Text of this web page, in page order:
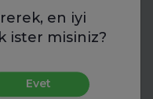
en iyi
ister misiniz?
Evet